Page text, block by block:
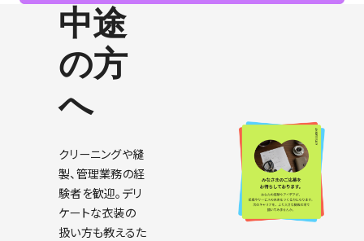
中途
の方
へ
クリーニングや縫
製、管理業務の経
験者を歓迎。デリ
ケートな衣装の
扱い方も教えるた